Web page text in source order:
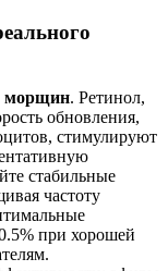
морщин. Ретинол,
обновления,
стимулируют
стабильные
частоту
при хорошей